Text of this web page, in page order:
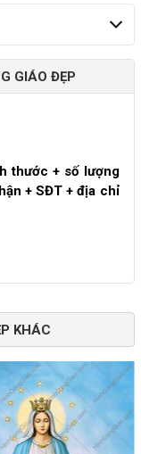
GIÁO ĐẸP
thước + số lượng
+ SĐT + địa chỉ
KHÁC